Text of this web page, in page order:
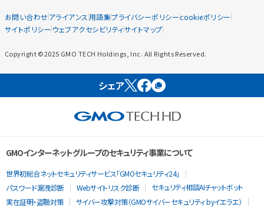
お問い合わせアライアンス 用語集プライバシーポリシーcookieポリシー
サイトポリシー ウェブアクセシビリティサイトマップ
Copyright ©2025 GMO TECH Holdings, Inc. All Rights Reserved.
シェア
GMOインターネットグループのセキュリティ事業について
世界初総合ネットセキュリティサービス「GMOセキュリティ24」
パスワード漏洩診断
Webサイトリスク診断
セキュリティ相談AIチャットボット
実在証明・盗聴対策
サイバー攻撃対策（GMOサイバーセキュリティ byイエラエ）